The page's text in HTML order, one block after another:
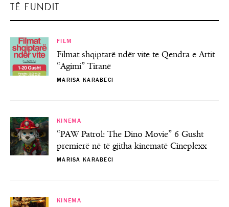
TË FUNDIT
FILM
Filmat shqiptarë ndër vite te Qendra e Artit
“Agimi” Tiranë
MARISA KARABECI
KINEMA
“PAW Patrol: The Dino Movie” 6 Gusht
premierë në të gjitha kinematë Cineplexx
MARISA KARABECI
KINEMA